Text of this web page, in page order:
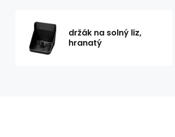
držák na solný liz,
hranatý